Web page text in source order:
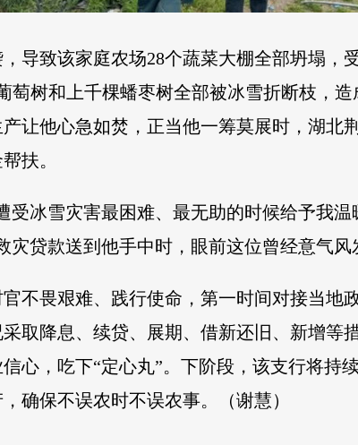
导致该家庭农场28个蔬菜大棚全部坍塌，
萄树和上千棵蟠枣树全部被冰雪折断枝，造
让他心急如焚，正当他一筹莫展时，湖北
扶。
受冰雪灾害最困难、最无助的时候给予我温
贷款送到他手中时，眼前这位曾经意气风
不畏艰难、践行使命，第一时间对接当地
取降息、续贷、展期、借新还旧、新增等
心，吃下“定心丸”。下阶段，该支行将持
确保不误农时不误农事。（谢慧）